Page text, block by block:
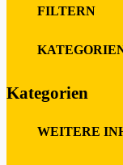
FILTERN
Kategorien
WEITERE